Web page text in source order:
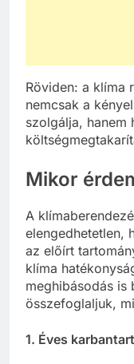
Röviden: a klíma
nemcsak a
szolgálja, hanem
Mikor
A
elengedhetetlen,
az előírt
klíma
meghibásodás is
összefoglaljuk,
1. Éves